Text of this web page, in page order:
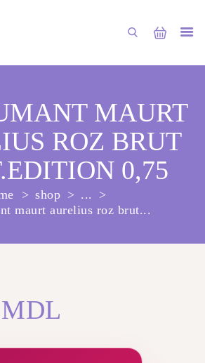
MAURT
ROZ BRUT
0,75
shop
...
maurt aurelius roz brut...
MDL